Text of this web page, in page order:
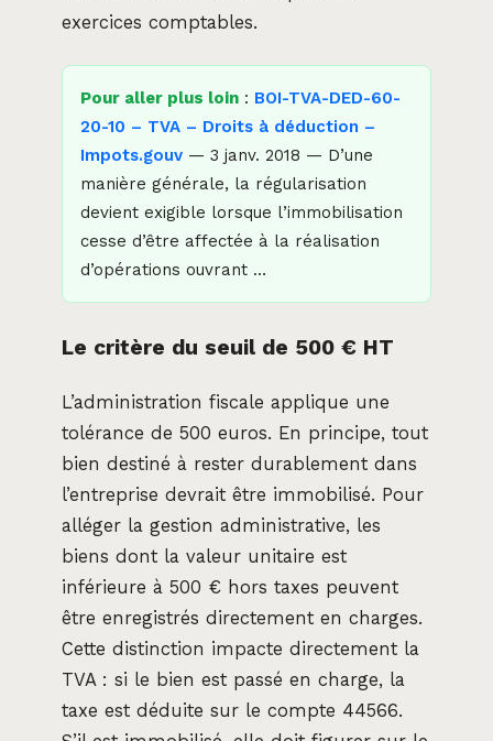
exercices comptables.
Pour aller plus loin : BOI-TVA-DED-60-
20-10 – TVA – Droits à déduction –
Impots.gouv — 3 janv. 2018 — D’une
manière générale, la régularisation
devient exigible lorsque l’immobilisation
cesse d’être affectée à la réalisation
d’opérations ouvrant …
Le critère du seuil de 500 € HT
L’administration fiscale applique une
tolérance de 500 euros. En principe, tout
bien destiné à rester durablement dans
l’entreprise devrait être immobilisé. Pour
alléger la gestion administrative, les
biens dont la valeur unitaire est
inférieure à 500 € hors taxes peuvent
être enregistrés directement en charges.
Cette distinction impacte directement la
TVA : si le bien est passé en charge, la
taxe est déduite sur le compte 44566.